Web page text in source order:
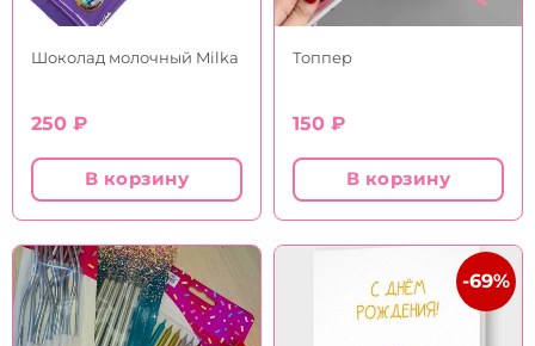
Шоколад молочный Milka
250 ₽
В корзину
Топпер
150 ₽
В корзину
-69%